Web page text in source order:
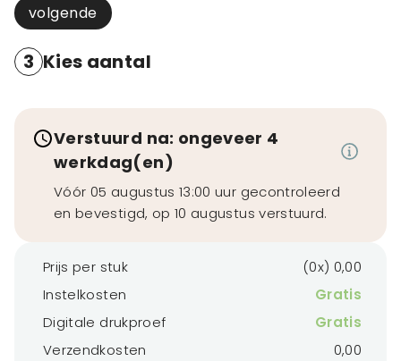
volgende
3 Kies aantal
Verstuurd na: ongeveer 4
werkdag(en)
Vóór 05 augustus 13:00 uur gecontroleerd
en bevestigd, op 10 augustus verstuurd.
Prijs per stuk
(0x) 0,00
Instelkosten
Gratis
Digitale drukproef
Gratis
Verzendkosten
0,00